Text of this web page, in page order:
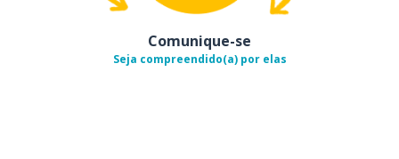
Comunique-se
Seja compreendido(a) por elas